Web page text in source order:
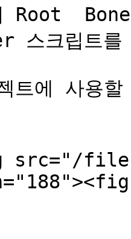
Root
스크립트를
에 사용할
src="/